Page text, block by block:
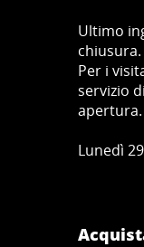
Ultimo
chiusura.
Per i
servizio
apertura.
Lunedì